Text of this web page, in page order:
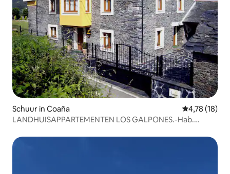
Schuur in Coaña Gemiddelde
4,78 (18)
LANDHUISAPPARTEMENTEN LOS GALPONES.-Hab.